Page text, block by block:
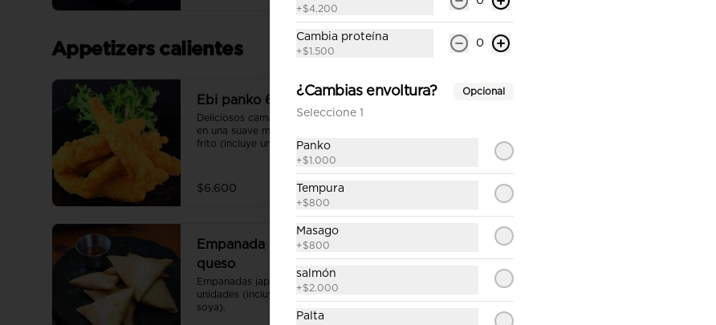
Appetizers calientes
Ebi panko 6 unidades
Deliciosos camarones apanados
en una suave masa en panko
frito (incluye una salsa de soya).
$6.600
Empanada champiñón
queso
Empanadas japonesas 6
unidades (incluye una salsa de
soya).
+$4.200
Cambia proteína
+$1.500
0
¿Cambias envoltura? Opcional
Seleccione 1
Panko
+$1.000
Tempura
+$800
Masago
+$800
salmón
+$2.000
Palta